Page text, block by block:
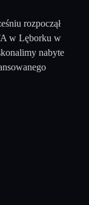
rozpoczął
w Lęborku w
nabyte